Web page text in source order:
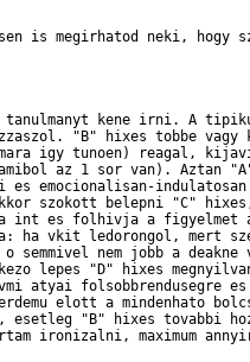
is megirhatod neki, hogy
tanulmanyt kene irni. A
"B" hixes tobbe vagy
igy tunoen) reagal,
az 1 sor van). Aztan
emocionalisan-
szokott belepni "C" hixes,
int es folhivja a figyelmet
ha vkit ledorongol, mert
semmivel nem jobb a
lepes "D" hixes
atyai folsobbrendusegre es
elott a mindenhato
esetleg "B" hixes tovabbi
ironizalni, maximum